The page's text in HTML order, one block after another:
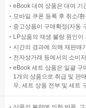
eBook 대여 상품은 대여 기
모바일 쿠폰 등록 후 취소/
중고상품이 구매확정(자동
LP상품의 재생 불량 원인
시간의 경과에 의해 재판매
전자상거래 등에서의 소비
eBook 세트 상품은 일괄 구
1개의 상품으로 취급 및 판
우, 세트 상품 전부 및 세트